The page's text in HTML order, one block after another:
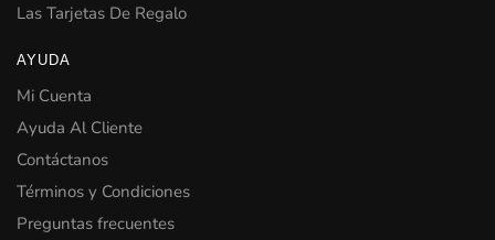
Las Tarjetas De Regalo
AYUDA
Mi Cuenta
Ayuda Al Cliente
Contáctanos
Términos y Condiciones
Preguntas frecuentes